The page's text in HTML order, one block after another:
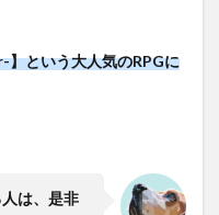
という大人気のRPGに
は、是非